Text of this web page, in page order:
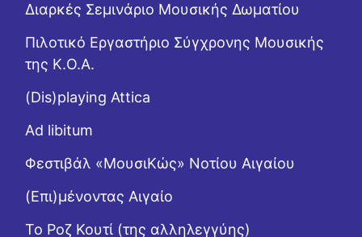
Διαρκές Σεμινάριο Μουσικής Δωματίου
Πιλοτικό Εργαστήριο Σύγχρονης Μουσικής
της Κ.Ο.Α.
(Dis)playing Attica
Ad libitum
Φεστιβάλ «ΜουσιΚώς» Νοτίου Αιγαίου
(Επι)μένοντας Αιγαίο
Το Ροζ Κουτί (της αλληλεγγύης)